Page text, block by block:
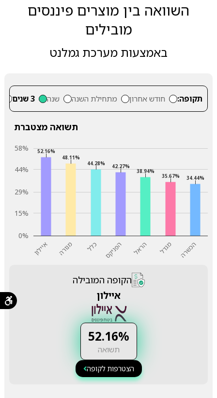
השוואה בין מוצרים פיננסים
מובילים
באמצעות מערכת גמלנט
תקופה: חודש אחרון מתחילת השנה שנה 3 שנים
תשואה מצטברת
איילון מנורה כלל הפניקס הראל מגדל הכשרה
0%
15%
29%
44%
58%
52.16%
48.11%
44.28%
42.27%
38.94%
35.67% 34.44%
הקופה המובילה
איילון
52.16%
תשואה
הצטרפות לקופה